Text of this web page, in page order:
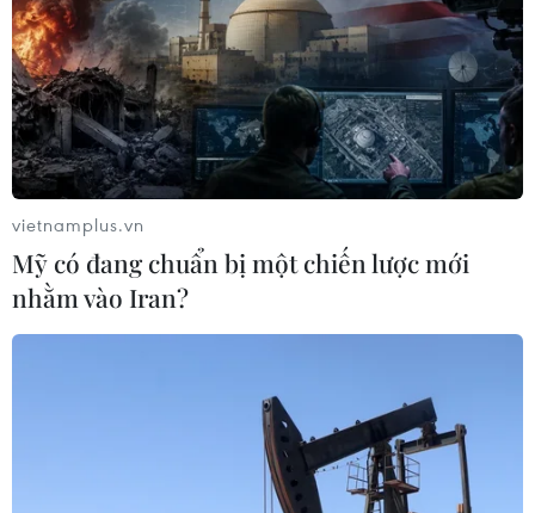
TIN CÙNG CHUYÊN MỤC
vietnamplus.vn
Mỹ có đang chuẩn bị một chiến lược mới
nhằm vào Iran?